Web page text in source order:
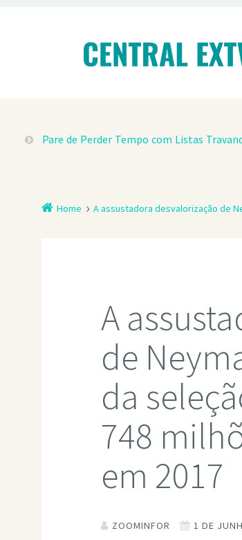
Pare de Perder Tempo com Listas
Home A assustadora desvalorização de
A
de
da
748
em 2017
ZOOMINFOR 1 DE